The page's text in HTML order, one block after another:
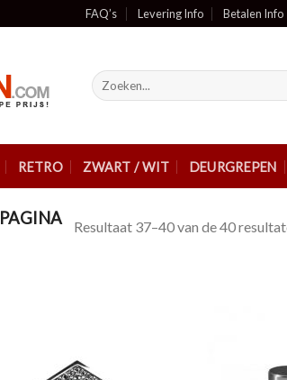
FAQ’s Levering Info Betalen Info
Zoeken
naar:
RETRO ZWART / WIT DEURGREPEN
PAGINA
Resultaat 37–40 van de 40